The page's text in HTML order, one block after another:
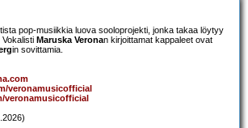
pop-musiikkia luova sooloprojekti, jonka takaa löytyy
Maruska Veronan kirjoittamat kappaleet ovat
in sovittamia.
veronamusicofficial
veronamusicofficial